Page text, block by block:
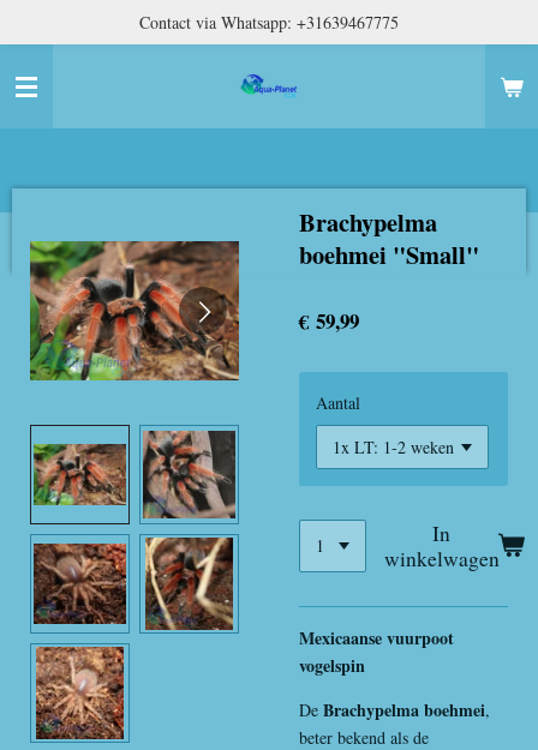
naar
hoofdinhoud
Contact via Whatsapp: +31639467775
Brachypelma
boehmei "Small"
€ 59,99
Aantal
In
winkelwagen
Mexicaanse vuurpoot
vogelspin
De Brachypelma boehmei,
beter bekend als de